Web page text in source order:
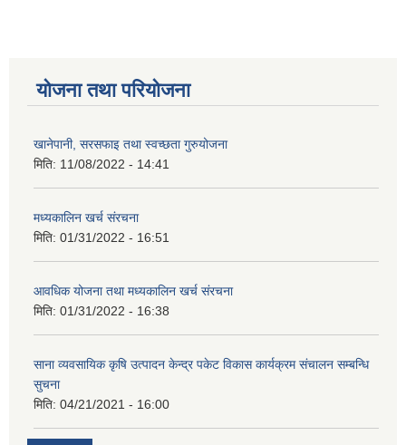
योजना तथा परियोजना
खानेपानी, सरसफाइ तथा स्वच्छता गुरुयोजना
मिति: 11/08/2022 - 14:41
मध्यकालिन खर्च संरचना
मिति: 01/31/2022 - 16:51
आवधिक योजना तथा मध्यकालिन खर्च संरचना
मिति: 01/31/2022 - 16:38
साना व्यवसायिक कृषि उत्पादन केन्द्र पकेट विकास कार्यक्रम संचालन सम्बन्धि
सुचना
मिति: 04/21/2021 - 16:00